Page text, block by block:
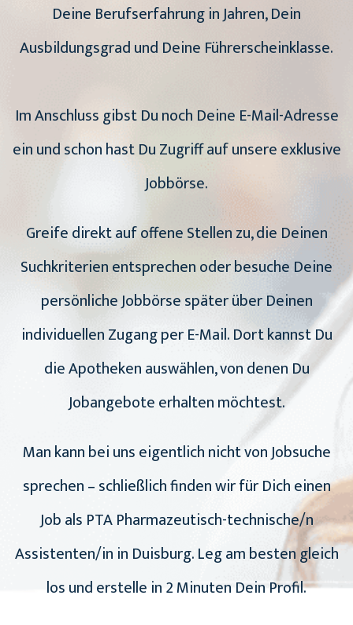
Deine Berufserfahrung in Jahren, Dein
Ausbildungsgrad und Deine Führerscheinklasse.
Im Anschluss gibst Du noch Deine E-Mail-Adresse
ein und schon hast Du Zugriff auf unsere exklusive
Jobbörse.
Greife direkt auf offene Stellen zu, die Deinen
Suchkriterien entsprechen oder besuche Deine
persönliche Jobbörse später über Deinen
individuellen Zugang per E-Mail. Dort kannst Du
die Apotheken auswählen, von denen Du
Jobangebote erhalten möchtest.
Man kann bei uns eigentlich nicht von Jobsuche
sprechen – schließlich finden wir für Dich einen
Job als PTA Pharmazeutisch-technische/n
Assistenten/in in Duisburg. Leg am besten gleich
los und erstelle in 2 Minuten Dein Profil.